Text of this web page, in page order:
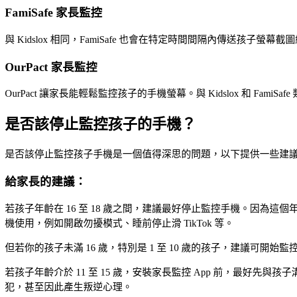
FamiSafe 家長監控
與 Kidslox 相同，FamiSafe 也會在特定時間間隔內傳送孩子螢幕截
OurPact 家長監控
OurPact 讓家長能輕鬆監控孩子的手機螢幕。與 Kidslox 和
是否該停止監控孩子的手機？
是否該停止監控孩子手機是一個值得深思的問題，以下提供一些建
給家長的建議：
若孩子年齡在 16 至 18 歲之間，建議最好停止監控手機。因為這
機使用，例如開啟勿擾模式、睡前停止滑 TikTok 等。
但若你的孩子未滿 16 歲，特別是 1 至 10 歲的孩子，建議可開始
若孩子年齡介於 11 至 15 歲，安裝家長監控 App 前，最好先與孩
犯，甚至因此產生叛逆心理。